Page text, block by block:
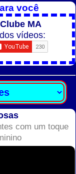
você
Clube MA
vídeos:
com um toque